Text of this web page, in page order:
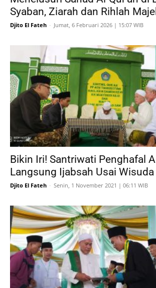
Syaban, Ziarah dan Rihlah
Djito El Fateh - Jumat, 6 Februari 2026 | 15:07 WIB
Bikin Iri! Santriwati Penghafal
Langsung Ijabsah Usai Wisuda
Djito El Fateh - Senin, 1 November 2021 | 06:11 WIB